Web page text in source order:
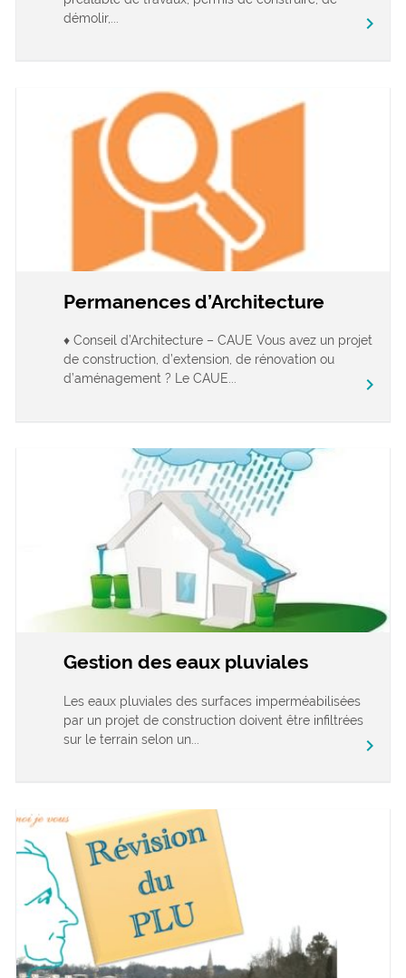
démolir,...
chevron_right
Permanences d’Architecture
♦ Conseil d’Architecture – CAUE Vous avez un projet
de construction, d’extension, de rénovation ou
d’aménagement ? Le CAUE...
chevron_right
Gestion des eaux pluviales
Les eaux pluviales des surfaces imperméabilisées
par un projet de construction doivent être infiltrées
sur le terrain selon un...
chevron_right